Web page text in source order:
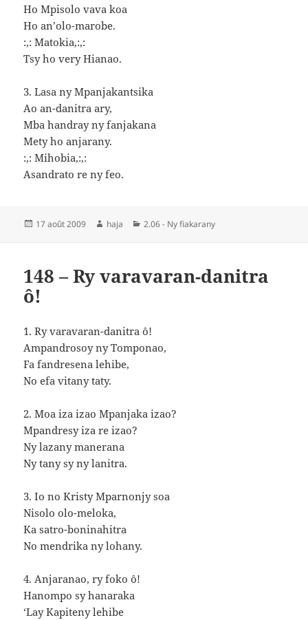
Ho Mpisolo vava koa
Ho an’olo-marobe.
:,: Matokia,:,:
Tsy ho very Hianao.
3. Lasa ny Mpanjakantsika
Ao an-danitra ary,
Mba handray ny fanjakana
Mety ho anjarany.
:,: Mihobia,:,:
Asandrato re ny feo.
Publié
17 août 2009 Auteur
haja Catégories
2.06 - Ny fiakarany
148 – Ry varavaran-danitra
ô!
1. Ry varavaran-danitra ô!
Ampandrosoy ny Tomponao,
Fa fandresena lehibe,
No efa vitany taty.
2. Moa iza izao Mpanjaka izao?
Mpandresy iza re izao?
Ny lazany manerana
Ny tany sy ny lanitra.
3. Io no Kristy Mparnonjy soa
Nisolo olo-meloka,
Ka satro-boninahitra
No mendrika ny lohany.
4. Anjaranao, ry foko ô!
Hanompo sy hanaraka
‘Lay Kapiteny lehibe